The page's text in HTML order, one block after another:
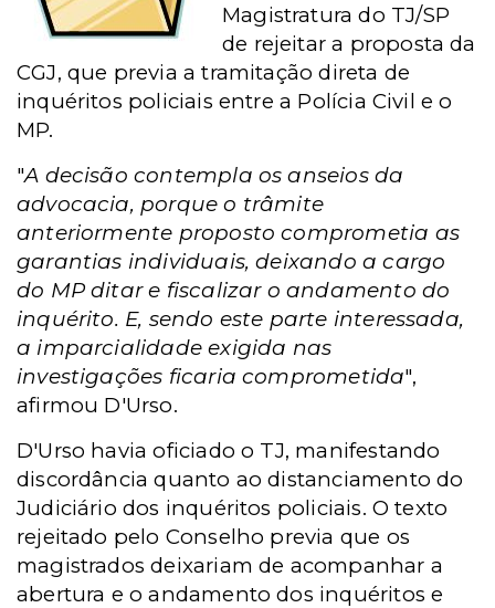
Magistratura do TJ/SP
de rejeitar a proposta da
CGJ, que previa a tramitação direta de
inquéritos policiais entre a Polícia Civil e o
MP.
"A decisão contempla os anseios da
advocacia, porque o trâmite
anteriormente proposto comprometia as
garantias individuais, deixando a cargo
do MP ditar e fiscalizar o andamento do
inquérito. E, sendo este parte interessada,
a imparcialidade exigida nas
investigações ficaria comprometida",
afirmou D'Urso.
D'Urso havia oficiado o TJ, manifestando
discordância quanto ao distanciamento do
Judiciário dos inquéritos policiais. O texto
rejeitado pelo Conselho previa que os
magistrados deixariam de acompanhar a
abertura e o andamento dos inquéritos e